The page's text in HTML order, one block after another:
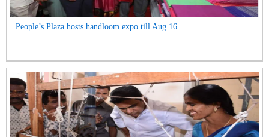
People’s Plaza hosts handloom expo till Aug 16...